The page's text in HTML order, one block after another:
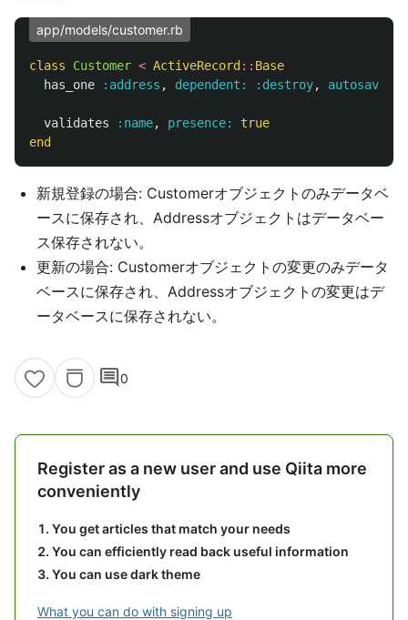
app/models/customer.rb
class Customer < ActiveRecord :: Base
has_one
:address , dependent: :destroy, autosave:
validates :name, presence: true
end
新規登録の場合: Customerオブジェクトのみデータベ
ースに保存され、Addressオブジェクトはデータベー
ス保存されない。
更新の場合: Customerオブジェクトの変更のみデータ
ベースに保存され、Addressオブジェクトの変更はデ
ータベースに保存されない。
comment0
Register as a new user and use Qiita more
conveniently
You get articles that match your needs
You can efficiently read back useful information
You can use dark theme
What you can do with signing up